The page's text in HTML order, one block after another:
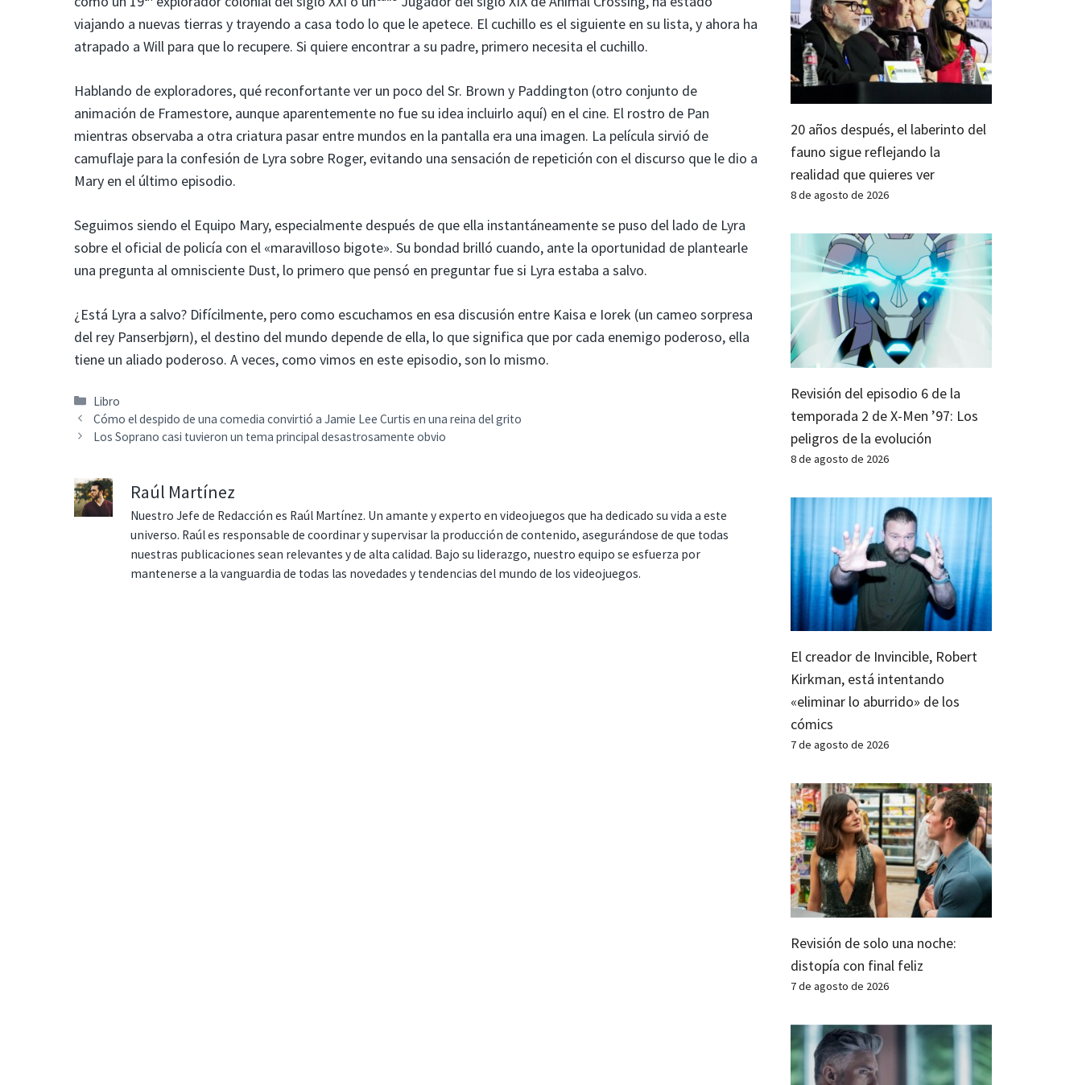
viajando a nuevas tierras y trayendo a casa todo lo que le apetece. El cuchillo es el siguiente en su lista, y ahora ha
atrapado a Will para que lo recupere. Si quiere encontrar a su padre, primero necesita el cuchillo.
Hablando de exploradores, qué reconfortante ver un poco del Sr. Brown y Paddington (otro conjunto de
animación de Framestore, aunque aparentemente no fue su idea incluirlo aquí) en el cine. El rostro de Pan
mientras observaba a otra criatura pasar entre mundos en la pantalla era una imagen. La película sirvió de
camuflaje para la confesión de Lyra sobre Roger, evitando una sensación de repetición con el discurso que le dio a
Mary en el último episodio.
Seguimos siendo el Equipo Mary, especialmente después de que ella instantáneamente se puso del lado de Lyra
sobre el oficial de policía con el «maravilloso bigote». Su bondad brilló cuando, ante la oportunidad de plantearle
una pregunta al omnisciente Dust, lo primero que pensó en preguntar fue si Lyra estaba a salvo.
¿Está Lyra a salvo? Difícilmente, pero como escuchamos en esa discusión entre Kaisa e Iorek (un cameo sorpresa
del rey Panserbjørn), el destino del mundo depende de ella, lo que significa que por cada enemigo poderoso, ella
tiene un aliado poderoso. A veces, como vimos en este episodio, son lo mismo.
Categorías
Libro
Cómo el despido de una comedia convirtió a Jamie Lee Curtis en una reina del grito
Los Soprano casi tuvieron un tema principal desastrosamente obvio
Raúl Martínez
Nuestro Jefe de Redacción es Raúl Martínez. Un amante y experto en videojuegos que ha dedicado su vida a este
universo. Raúl es responsable de coordinar y supervisar la producción de contenido, asegurándose de que todas
nuestras publicaciones sean relevantes y de alta calidad. Bajo su liderazgo, nuestro equipo se esfuerza por
mantenerse a la vanguardia de todas las novedades y tendencias del mundo de los videojuegos.
20 años después, el laberinto del
fauno sigue reflejando la
realidad que quieres ver
8 de agosto de 2026
Revisión del episodio 6 de la
temporada 2 de X-Men ’97: Los
peligros de la evolución
8 de agosto de 2026
El creador de Invincible, Robert
Kirkman, está intentando
«eliminar lo aburrido» de los
cómics
7 de agosto de 2026
Revisión de solo una noche:
distopía con final feliz
7 de agosto de 2026